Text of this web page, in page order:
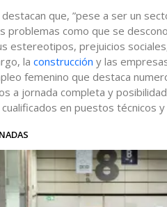
que, ”pese a ser un
problemas como que se
estereotipos, prejuicios
la construcción y las
femenino que destaca
a jornada completa y
en puestos técnicos y